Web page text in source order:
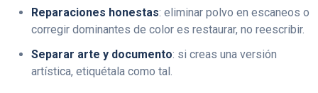
Reparaciones honestas: eliminar polvo en escaneos o
corregir dominantes de color es restaurar, no reescribir.
Separar arte y documento: si creas una versión
artística, etiquétala como tal.